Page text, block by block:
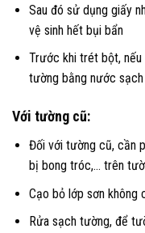
Sau đó sử dụng giấy
vệ sinh hết bụi bẩn
Trước khi trét bột, nếu
tường bằng nước sạch
Với tường cũ:
Đối với tường cũ, cần
bị bong tróc,… trên
Cạo bỏ lớp sơn không
Rửa sạch tường, để